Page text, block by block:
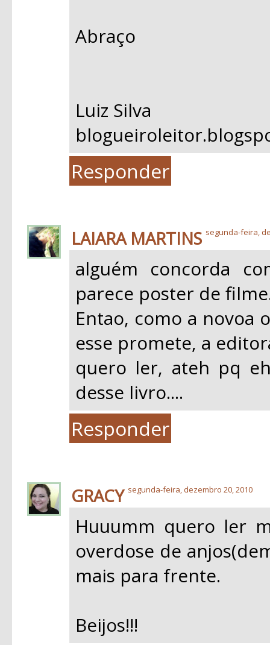
Abraço
Luiz Silva
Responder
LAIARA MARTINS segunda-feira,
alguém concorda
parece poster de
Entao, como a novoa
esse promete, a
quero ler, ateh pq
desse livro....
Responder
GRACY segunda-feira, dezembro 20, 2010
Huuumm quero ler
overdose de
mais para frente.
Beijos!!!